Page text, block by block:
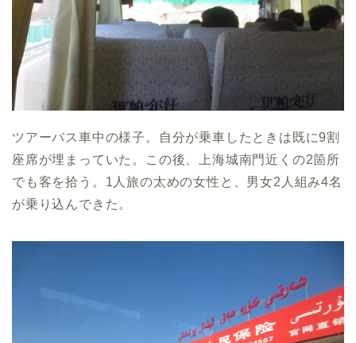
ツアーバス車中の様子。自分が乗車したときは既に9割
座席が埋まっていた。この後、上海城南門近くの2箇所
でも客を拾う。1人旅の太めの女性と、男女2人組み4名
が乗り込んできた。